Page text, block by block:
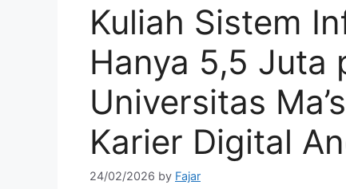
Kuliah Sistem
Hanya 5,5 Juta
Universitas
Karier Digital
24/02/2026 by Fajar